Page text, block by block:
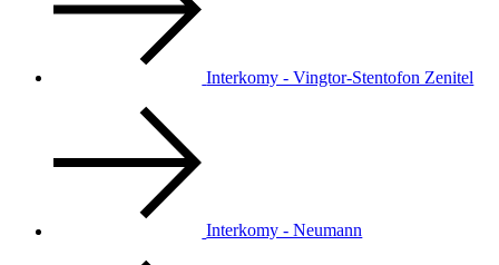
Interkomy - Vingtor-Stentofon Zenitel
Interkomy - Neumann